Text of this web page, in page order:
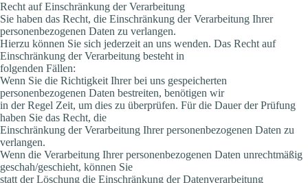
Recht auf Einschränkung der Verarbeitung
Sie haben das Recht, die Einschränkung der Verarbeitung Ihrer
personenbezogenen Daten zu verlangen.
Hierzu können Sie sich jederzeit an uns wenden. Das Recht auf
Einschränkung der Verarbeitung besteht in
folgenden Fällen:
Wenn Sie die Richtigkeit Ihrer bei uns gespeicherten
personenbezogenen Daten bestreiten, benötigen wir
in der Regel Zeit, um dies zu überprüfen. Für die Dauer der Prüfung
haben Sie das Recht, die
Einschränkung der Verarbeitung Ihrer personenbezogenen Daten zu
verlangen.
Wenn die Verarbeitung Ihrer personenbezogenen Daten unrechtmäßig
geschah/geschieht, können Sie
statt der Löschung die Einschränkung der Datenverarbeitung